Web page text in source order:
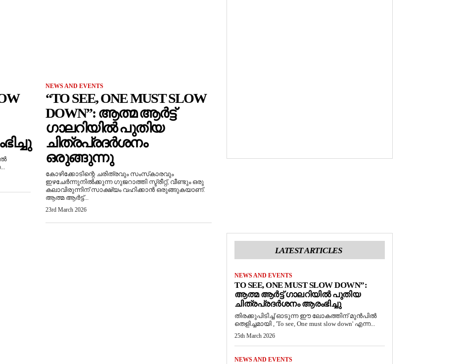
NEWS AND EVENTS
“TO SEE, ONE MUST SLOW
DOWN”: ആത്മ ആർട്ട്
ഗാലറിയിൽ പുതിയ
ചിത്രപ്രദർശനം
ഒരുങ്ങുന്നു
കോഴിക്കോടിന്റെ ചരിത്രവും സംസ്‌കാരവും
ഇഴചേർന്നുനിൽക്കുന്ന ഗുജറാത്തി സ്ട്രീറ്റ്, വീണ്ടും ഒരു
കലാവിരുന്നിന് സാക്ഷ്യം വഹിക്കാൻ ഒരുങ്ങുകയാണ്.
ആത്മ ആർട്ട്...
23rd March 2026
LATEST ARTICLES
NEWS AND EVENTS
TO SEE, ONE MUST SLOW DOWN”:
ആത്മ ആർട്ട് ഗാലറിയിൽ പുതിയ
ചിത്രപ്രദർശനം ആരംഭിച്ചു
തിരക്കുപിടിച്ച് ഓടുന്ന ഈ ലോകത്തിന് മുൻപിൽ
തെളിച്ചമായി , 'To see, One must slow down' എന്ന...
25th March 2026
NEWS AND EVENTS